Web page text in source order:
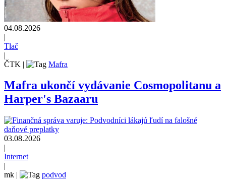
04.08.2026
|
Tlač
|
ČTK | Mafra
Mafra ukončí vydávanie Cosmopolitanu a
Harper's Bazaaru
03.08.2026
|
Internet
|
mk | podvod